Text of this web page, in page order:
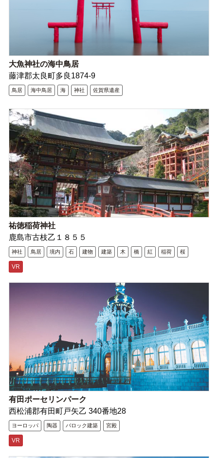
大魚神社の海中鳥居
藤津郡太良町多良1874-9
鳥居 海中鳥居 海 神社 佐賀県遺産
祐徳稲荷神社
鹿島市古枝乙１８５５
神社 鳥居 境内 石 建物 建築 木 橋 紅 稲荷 桜
VR
有田ポーセリンパーク
西松浦郡有田町戸矢乙 340番地28
ヨーロッパ 陶器 バロック建築 宮殿
VR